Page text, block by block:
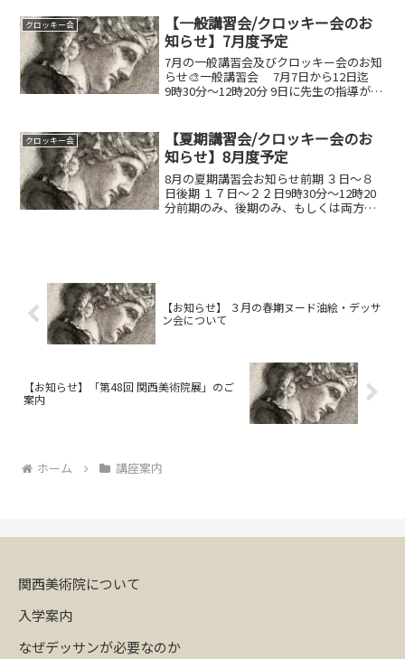
以上の日程で指導があります✏️クロッキ
ー...
クロッキー会
【一般講習会/クロッキー会のお
知らせ】7月度予定
7月の一般講習会及びクロッキー会のお知
らせ🎨一般講習会 7月7日から12日迄
9時30分～12時20分 9日に先生の指導があ
方どなたでも参加...
クロッキー会
【夏期講習会/クロッキー会のお
知らせ】8月度予定
8月の夏期講習会お知らせ前期 ３日～８
日後期 １７日～２２日9時30分～12時20
分前期のみ、後期のみ、もしくは両方を
【お知らせ】 ３月の春期ヌード油絵・デッサ
ン会について
【お知らせ】「第48回 関西美術院展」のご
案内
ホーム 講座案内
関西美術院について
入学案内
なぜデッサンが必要なのか